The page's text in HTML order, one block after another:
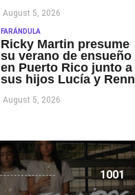
August 5, 2026
FARÁNDULA
Ricky Martin presume
su verano de ensueño
en Puerto Rico junto a
sus hijos Lucía y Renn
August 5, 2026
1001